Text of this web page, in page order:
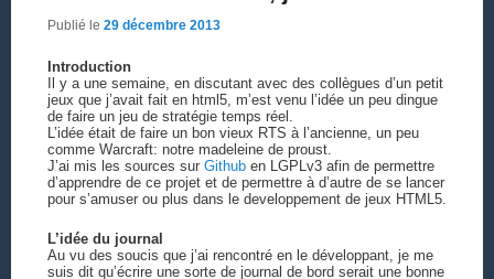
Publié le 29 décembre 2013
Introduction
Il y a une semaine, en discutant avec des collègues d’un petit
jeux que j’avait fait en html5, m’est venu l’idée un peu dingue
de faire un jeu de stratégie temps réel.
L’idée était de faire un bon vieux RTS à l’ancienne, un peu
comme Warcraft: notre madeleine de proust.
J’ai mis les sources sur Githuben LGPLv3 afin de permettre
d’apprendre de ce projet et de permettre à d’autre de se lancer
pour s’amuser ou plus dans le developpement de jeux HTML5.
L’idée du journal
Au vu des soucis que j’ai rencontré en le développant, je me
suis dit qu’écrire une sorte de journal de bord serait une bonne